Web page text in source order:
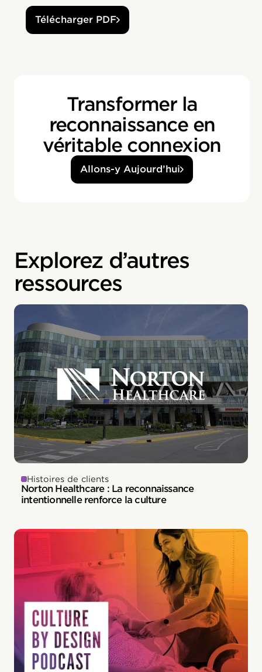
Télécharger PDF
Transformer la
reconnaissance en
véritable connexion
Allons-y Aujourd’hui
Explorez d’autres
ressources
Histoires de clients
Norton Healthcare : La reconnaissance
intentionnelle renforce la culture